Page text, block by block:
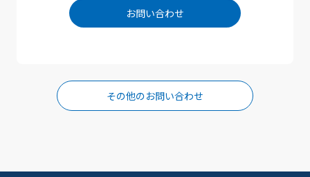
お問い合わせ
その他のお問い合わせ